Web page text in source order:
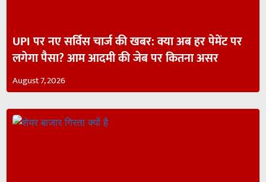
UPI पर नए सर्विस चार्ज की खबर: क्या अब हर पेमेंट पर
लगेगा पैसा? आम आदमी की जेब पर कितना असर
August 7, 2026